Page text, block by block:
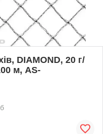
DIAMOND, 20 г/
м, AS-